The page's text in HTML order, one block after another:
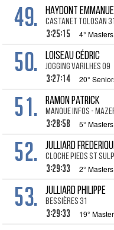
49. HAYDONT
Castanet Tolosan 31
3:25:15 4°
50. LOISEAU Cédric
Jogging Varilhes 09
3:27:14 20°
51. RAMON Patrick
MANQUE INFOS -
3:28:58 5°
52. JULLIARD
Cloche Pieds St
3:29:33 2°
53. JULLIARD Philippe
Bessières 31
3:29:33 19°